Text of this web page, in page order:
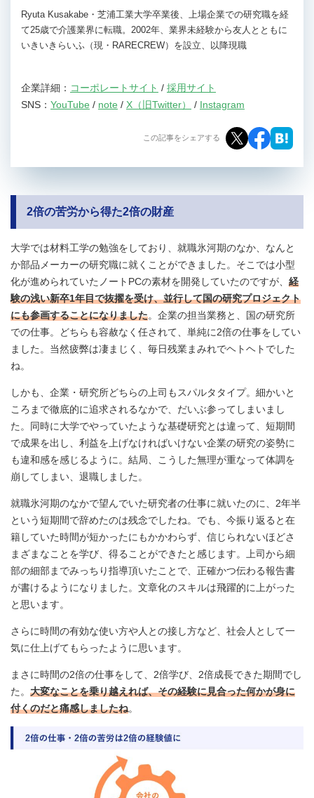
Ryuta Kusakabe・芝浦工業大学卒業後、上場企業での研究職を経
て25歳で介護業界に転職。2002年、業界未経験から友人とともに
いきいきらいふ（現・RARECREW）を設立、以降現職
企業詳細： コーポレートサイト / 採用サイト
SNS ： YouTube / note / X（旧Twitter） / Instagram
この記事をシェアする
2倍の苦労から得た2倍の財産
大学では材料工学の勉強をしており、就職氷河期のなか、なんと
か部品メーカーの研究職に就くことができました。そこでは小型
化が進められていたノートPCの素材を開発していたのですが、 経
験の浅い新卒1年目で抜擢を受け、並行して国の研究プロジェクト
にも参画することになりました。企業の担当業務と、国の研究所
での仕事。どちらも容赦なく任されて、単純に2倍の仕事をしてい
ました。当然疲弊は凄まじく、毎日残業まみれでヘトヘトでした
ね。
しかも、企業・研究所どちらの上司もスパルタタイプ。細かいと
ころまで徹底的に追求されるなかで、だいぶ参ってしまいまし
た。同時に大学でやっていたような基礎研究とは違って、短期間
で成果を出し、利益を上げなければいけない企業の研究の姿勢に
も違和感を感じるように。結局、こうした無理が重なって体調を
崩してしまい、退職しました。
就職氷河期のなかで望んでいた研究者の仕事に就いたのに、2年半
という短期間で辞めたのは残念でしたね。でも、今振り返ると在
籍していた時間が短かったにもかかわらず、信じられないほどさ
まざまなことを学び、得ることができたと感じます。上司から細
部の細部までみっちり指導頂いたことで、正確かつ伝わる報告書
が書けるようになりました。文章化のスキルは飛躍的に上がった
と思います。
さらに時間の有効な使い方や人との接し方など、社会人として一
気に仕上げてもらったように思います。
まさに時間の2倍の仕事をして、2倍学び、2倍成長できた期間でし
た。 大変なことを乗り越えれば、その経験に見合った何かが身に
付くのだと痛感しましたね。